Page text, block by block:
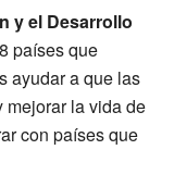
y el Desarrollo
países que
ayudar a que las
mejorar la vida de
con países que